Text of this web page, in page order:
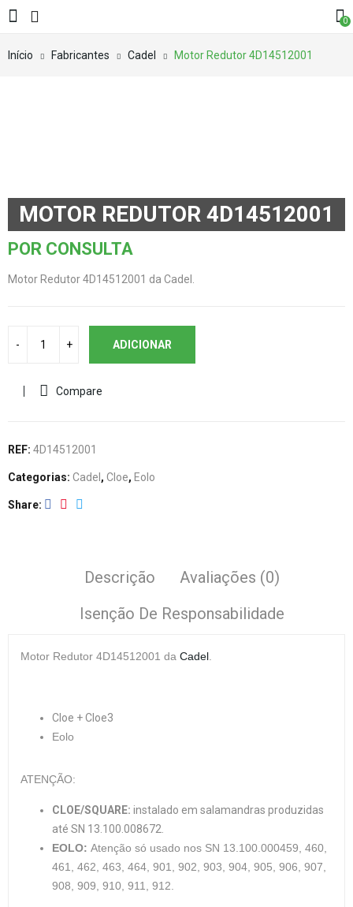
0
Início Fabricantes Cadel Motor Redutor 4D14512001
MOTOR REDUTOR 4D14512001
POR CONSULTA
Motor Redutor 4D14512001 da Cadel.
ADICIONAR
Compare
REF: 4D14512001
Categorias: Cadel , Cloe, Eolo
Share
Descrição
Avaliações (0)
Isenção De Responsabilidade
Motor Redutor 4D14512001 da Cadel
Cloe + Cloe3
Eolo
ATENÇÃO:
CLOE/SQUARE: instalado em salamandras produzidas
até SN 13.100.008672.
EOLO: Atenção só usado nos SN 13.100.000459, 460,
461, 462, 463, 464, 901, 902, 903, 904, 905, 906, 907,
908, 909, 910, 911, 912.